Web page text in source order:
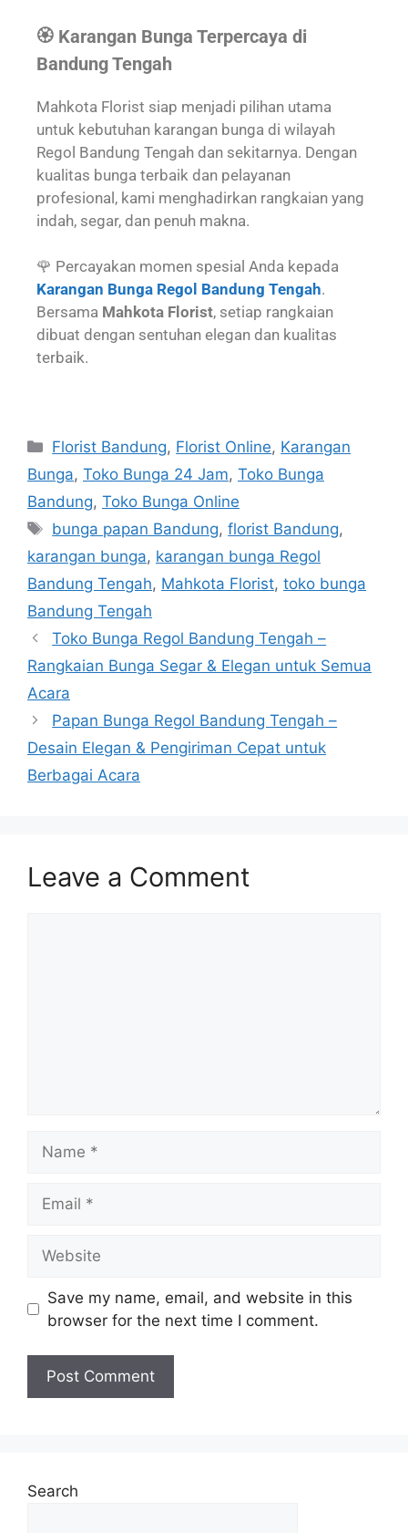
🏵️ Karangan Bunga Terpercaya di
Bandung Tengah
Mahkota Florist siap menjadi pilihan utama
untuk kebutuhan karangan bunga di wilayah
Regol Bandung Tengah dan sekitarnya. Dengan
kualitas bunga terbaik dan pelayanan
profesional, kami menghadirkan rangkaian yang
indah, segar, dan penuh makna.
🌹 Percayakan momen spesial Anda kepada
Karangan Bunga Regol Bandung Tengah.
Bersama Mahkota Florist, setiap rangkaian
dibuat dengan sentuhan elegan dan kualitas
terbaik.
Florist Bandung, Florist Online, Karangan
Bunga, Toko Bunga 24 Jam, Toko Bunga
Bandung, Toko Bunga Online
bunga papan Bandung,florist Bandung,
karangan bunga, karangan bunga Regol
Bandung Tengah, Mahkota Florist, toko bunga
Bandung Tengah
Toko Bunga Regol Bandung Tengah –
Rangkaian Bunga Segar & Elegan untuk Semua
Acara
Papan Bunga Regol Bandung Tengah –
Desain Elegan & Pengiriman Cepat untuk
Berbagai Acara
Leave a Comment
Save my name, email, and website in this
browser for the next time I comment.
Search